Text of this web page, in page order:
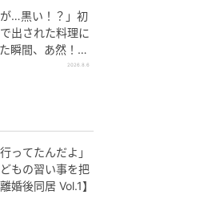
が…黒い！？」初
出された料理に
瞬間、あ然！刺
2026.8.6
ってたんだよ」
もの習い事を把
婚後同居 Vol.1】